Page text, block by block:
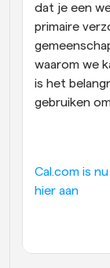
dat je een
primaire
waarom we
is het
gebruiken
Cal.com is
hier aan